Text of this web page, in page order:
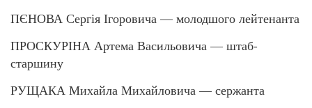
ПЄНОВА Сергія Ігоровича — молодшого лейтенанта
ПРОСКУРІНА Артема Васильовича — штаб-
старшину
РУЩАКА Михайла Михайловича — сержанта